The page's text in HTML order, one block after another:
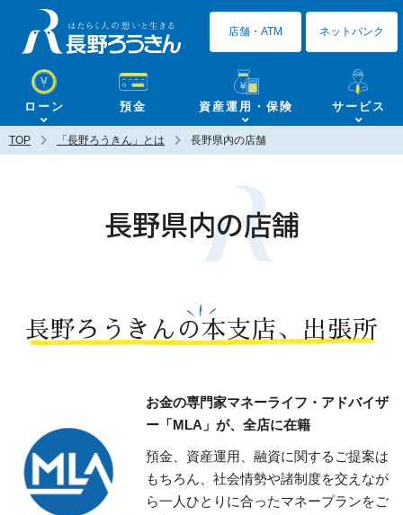
ローン 預金 資産運用・保険 サービス
店舗・ATM ネットバンク
TOP 「長野ろうきん」とは 長野県内の店舗
長野県内の店舗
長野ろうきんの本支店、出張所
お金の専門家マネーライフ・アドバイザ
ー「MLA」が、全店に在籍
預金、資産運用、融資に関するご提案は
もちろん、社会情勢や諸制度を交えなが
ら一人ひとりに合ったマネープランをご